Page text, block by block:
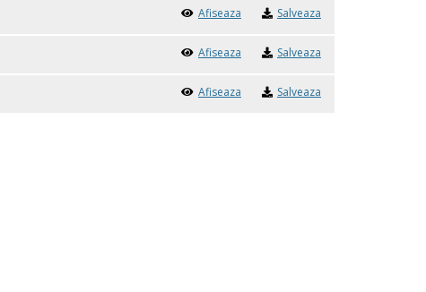
Afiseaza Salveaza
Afiseaza Salveaza
Afiseaza Salveaza